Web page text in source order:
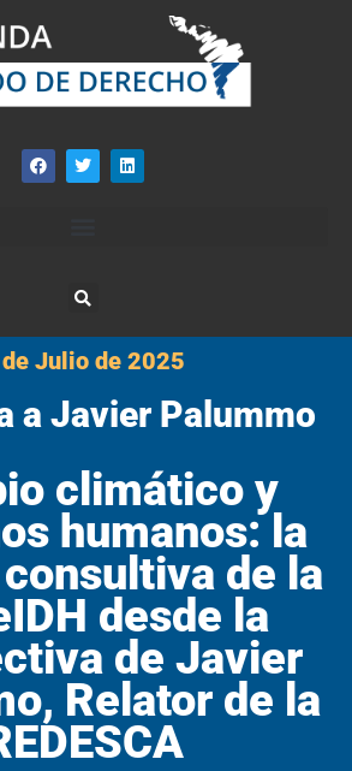
Julio de 2025
a Javier Palummo
climático y
humanos: la
de la
desde la
de Javier
Relator de la